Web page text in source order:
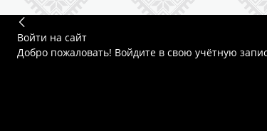
Войти на сайт
Добро пожаловать! Войдите в свою учётную